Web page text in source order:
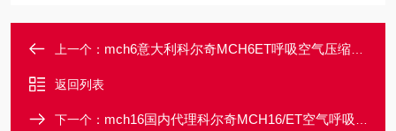
上一个： mch6意大利科尔奇MCH6ET呼吸空气压缩机充气泵
返回列表
下一个： mch16国内代理科尔奇MCH16/ET空气呼吸器充气泵